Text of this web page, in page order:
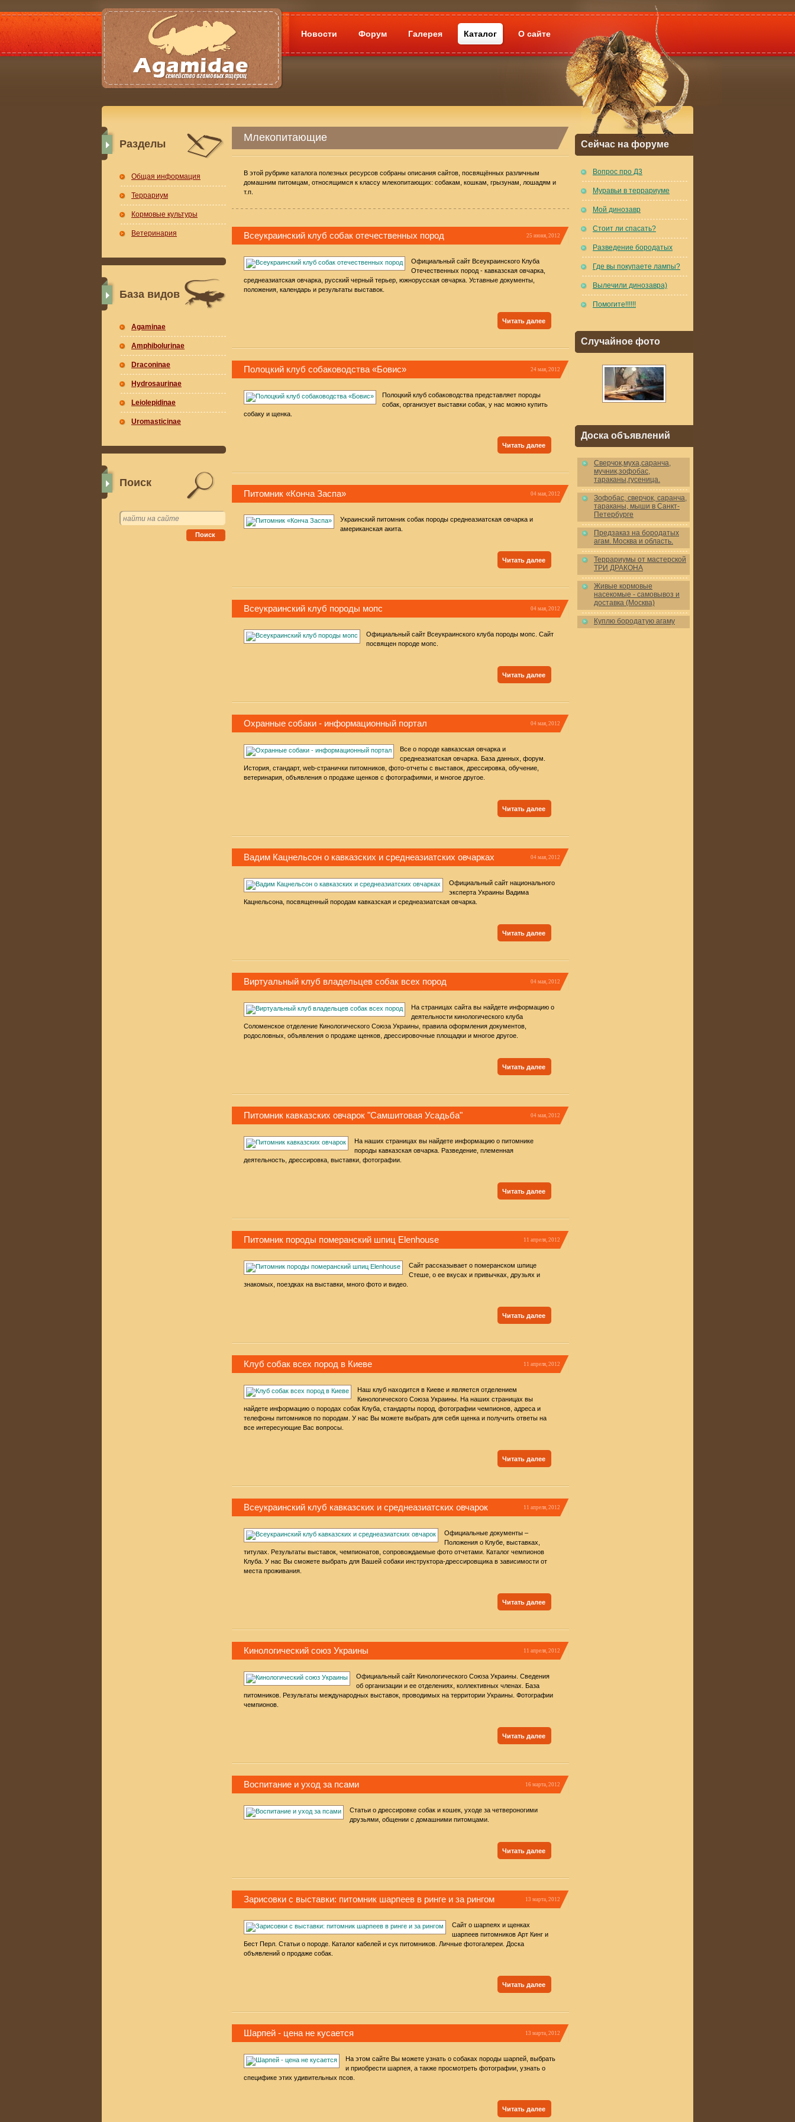
Новости Форум Галерея Каталог О сайте
Разделы
Общая информация
Террариум
Кормовые культуры
Ветеринария
База видов
Agaminae
Amphibolurinae
Draconinae
Hydrosaurinae
Leiolepidinae
Uromasticinae
Поиск
Поиск
Млекопитающие
В этой рубрике каталога полезных ресурсов собраны описания сайтов, посвящённых различным
домашним питомцам, относящимся к классу млекопитающих: собакам, кошкам, грызунам, лошадям и
т.п.
25 июня, 2012
Всеукраинский клуб собак отечественных пород
Официальный сайт Всеукраинского Клуба
Отечественных пород - кавказская овчарка,
среднеазиатская овчарка, русский черный терьер, южнорусская овчарка. Уставные документы,
положения, календарь и результаты выставок.
Читать далее
24 мая, 2012
Полоцкий клуб собаководства «Бовис»
Полоцкий клуб собаководства представляет породы
собак, организует выставки собак, у нас можно купить
собаку и щенка.
Читать далее
04 мая, 2012
Питомник «Конча Заспа»
Украинский питомник собак породы среднеазиатская овчарка и
американская акита.
Читать далее
04 мая, 2012
Всеукраинский клуб породы мопс
Официальный сайт Всеукраинского клуба породы мопс. Сайт
посвящен породе мопс.
Читать далее
04 мая, 2012
Охранные собаки - информационный портал
Все о породе кавказская овчарка и
среднеазиатская овчарка. База данных, форум.
История, стандарт, web-странички питомников, фото-отчеты с выставок, дрессировка, обучение,
ветеринария, объявления о продаже щенков с фотографиями, и многое другое.
Читать далее
04 мая, 2012
Вадим Кацнельсон о кавказских и среднеазиатских овчарках
Официальный сайт национального
эксперта Украины Вадима
Кацнельсона, посвященный породам кавказская и среднеазиатская овчарка.
Читать далее
04 мая, 2012
Виртуальный клуб владельцев собак всех пород
На страницах сайта вы найдете информацию о
деятельности кинологического клуба
Соломенское отделение Кинологического Союза Украины, правила оформления документов,
родословных, объявления о продаже щенков, дрессировочные площадки и многое другое.
Читать далее
04 мая, 2012
Питомник кавказских овчарок "Самшитовая Усадьба"
На наших страницах вы найдете информацию о питомнике
породы кавказская овчарка. Разведение, племенная
деятельность, дрессировка, выставки, фотографии.
Читать далее
11 апреля, 2012
Питомник породы померанский шпиц Elenhouse
Сайт рассказывает о померанском шпице
Стеше, о ее вкусах и привычках, друзьях и
знакомых, поездках на выставки, много фото и видео.
Читать далее
11 апреля, 2012
Клуб собак всех пород в Киеве
Наш клуб находится в Киеве и является отделением
Кинологического Союза Украины. На наших страницах вы
найдете информацию о породах собак Клуба, стандарты пород, фотографии чемпионов, адреса и
телефоны питомников по породам. У нас Вы можете выбрать для себя щенка и получить ответы на
все интересующие Вас вопросы.
Читать далее
11 апреля, 2012
Всеукраинский клуб кавказских и среднеазиатских овчарок
Официальные документы –
Положения о Клубе, выставках,
титулах. Результаты выставок, чемпионатов, сопровождаемые фото отчетами. Каталог чемпионов
Клуба. У нас Вы сможете выбрать для Вашей собаки инструктора-дрессировщика в зависимости от
места проживания.
Читать далее
11 апреля, 2012
Кинологический союз Украины
Официальный сайт Кинологического Союза Украины. Сведения
об организации и ее отделениях, коллективных членах. База
питомников. Результаты международных выставок, проводимых на территории Украины. Фотографии
чемпионов.
Читать далее
16 марта, 2012
Воспитание и уход за псами
Статьи о дрессировке собак и кошек, уходе за четвероногими
друзьями, общении с домашними питомцами.
Читать далее
13 марта, 2012
Зарисовки с выставки: питомник шарпеев в ринге и за рингом
Сайт о шарпеях и щенках
шарпеев питомников Арт Кинг и
Бест Перл. Статьи о породе. Каталог кабелей и сук питомников. Личные фотогалереи. Доска
объявлений о продаже собак.
Читать далее
13 марта, 2012
Шарпей - цена не кусается
На этом сайте Вы можете узнать о собаках породы шарпей, выбрать
и приобрести шарпея, а также просмотреть фотографии, узнать о
специфике этих удивительных псов.
Читать далее
Сейчас на форуме
Вопрос про Д3
Муравьи в террариуме
Мой динозавр
Стоит ли спасать?
Разведение бородатых
Где вы покупаете лампы?
Вылечили динозавра)
Помогите!!!!!!
Случайное фото
Доска объявлений
Cверчок,муха,саранча,
мучник,зофобас,
тараканы,гусеница.
Зофобас, сверчок, саранча,
тараканы, мыши в Санкт-
Петербурге
Предзаказ на бородатых
агам. Москва и область.
Террариумы от мастерской
ТРИ ДРАКОНА
Живые кормовые
насекомые - самовывоз и
доставка (Москва)
Куплю бородатую агаму